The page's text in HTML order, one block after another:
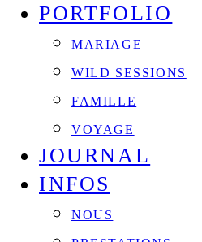
PORTFOLIO
MARIAGE
WILD SESSIONS
FAMILLE
VOYAGE
JOURNAL
INFOS
NOUS